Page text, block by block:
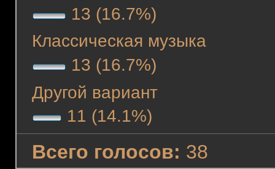
13 (16.7%)
Классическая музыка
13 (16.7%)
Другой вариант
11 (14.1%)
Всего голосов: 38